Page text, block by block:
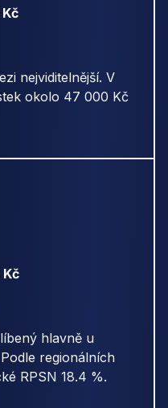
nejviditelnější. V
okolo 47 000 Kč
hlavně u
regionálních
RPSN 18.4 %.